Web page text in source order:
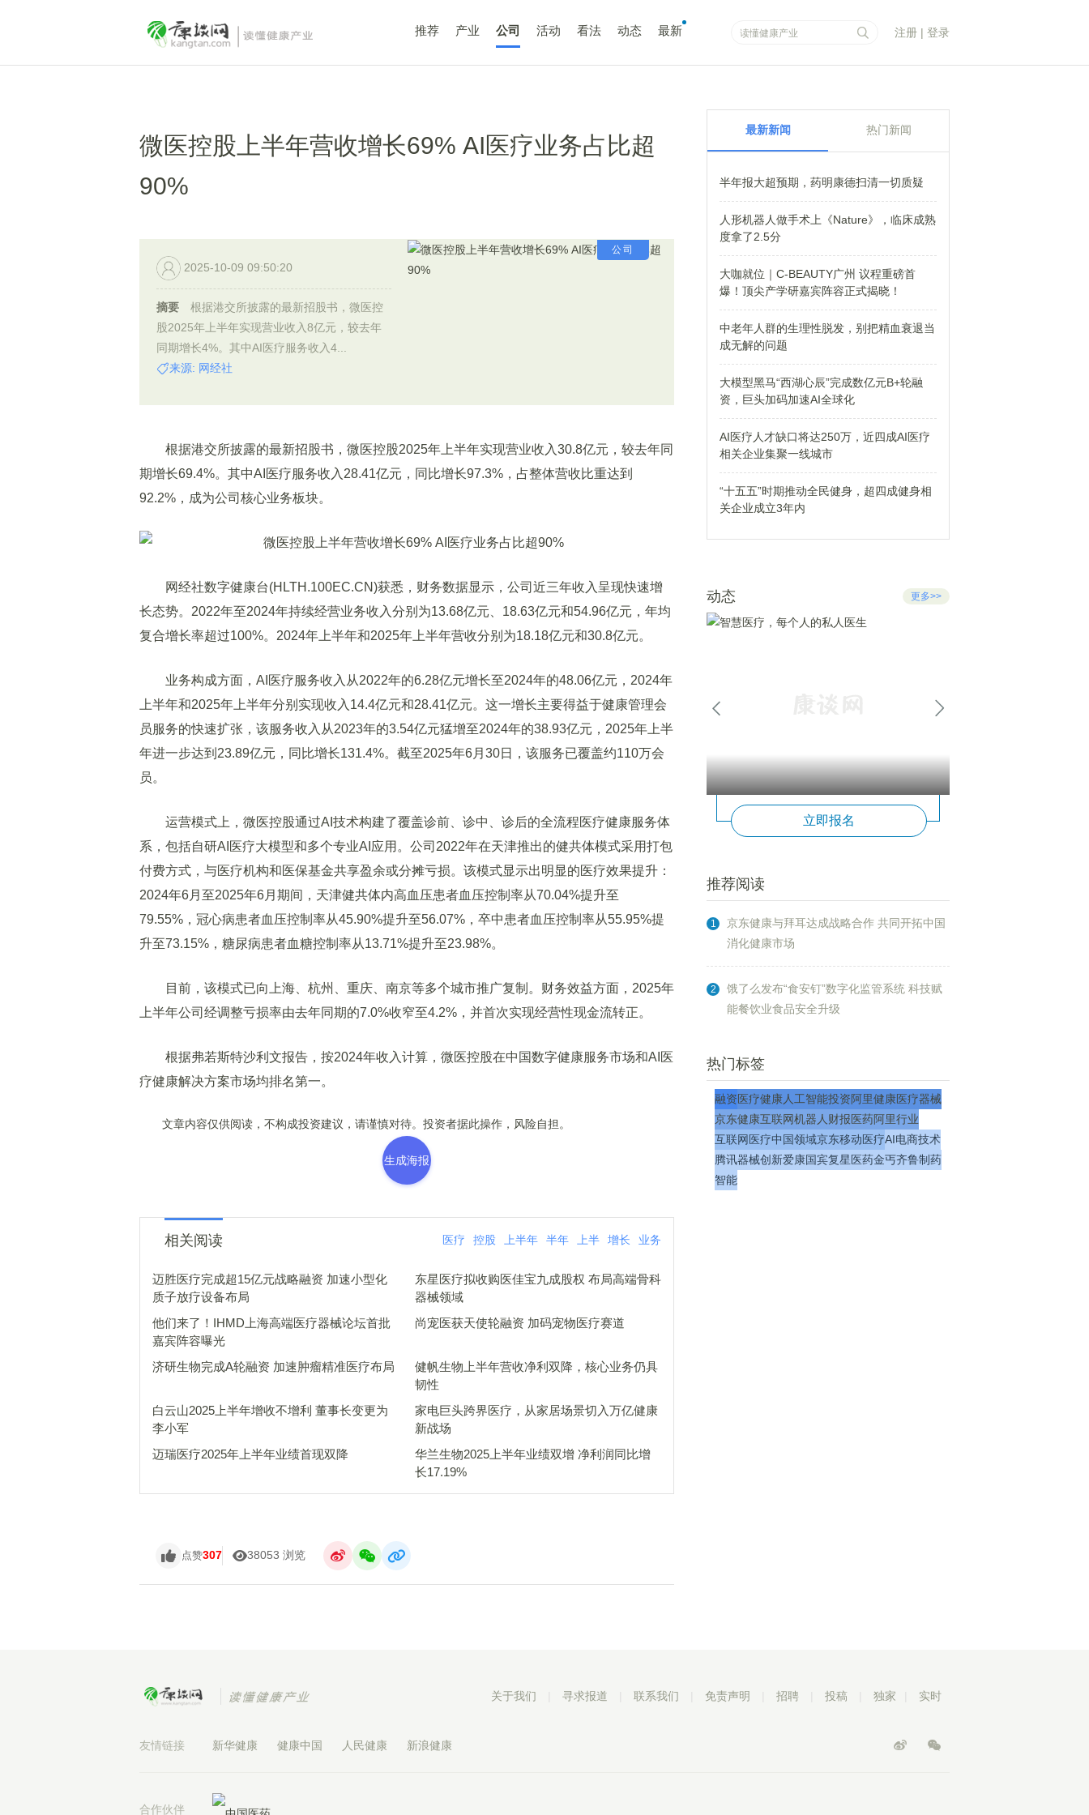
推荐 产业 公司 活动 看法 动态 最新 注册 | 登录
微医控股上半年营收增长69% AI医疗业务占比超
90%
公司
2025-10-09 09:50:20
摘要
根据港交所披露的最新招股书，微医控
股2025年上半年实现营业收入8亿元，较去年
同期增长4%。其中AI医疗服务收入4...
来源: 网经社
根据港交所披露的最新招股书，微医控股2025年上半年实现营业收入30.8亿元，较去年同
期增长69.4%。其中AI医疗服务收入28.41亿元，同比增长97.3%，占整体营收比重达到
92.2%，成为公司核心业务板块。
网经社数字健康台(HLTH.100EC.CN)获悉，财务数据显示，公司近三年收入呈现快速增
长态势。2022年至2024年持续经营业务收入分别为13.68亿元、18.63亿元和54.96亿元，年均
复合增长率超过100%。2024年上半年和2025年上半年营收分别为18.18亿元和30.8亿元。
业务构成方面，AI医疗服务收入从2022年的6.28亿元增长至2024年的48.06亿元，2024年
上半年和2025年上半年分别实现收入14.4亿元和28.41亿元。这一增长主要得益于健康管理会
员服务的快速扩张，该服务收入从2023年的3.54亿元猛增至2024年的38.93亿元，2025年上半
年进一步达到23.89亿元，同比增长131.4%。截至2025年6月30日，该服务已覆盖约110万会
员。
运营模式上，微医控股通过AI技术构建了覆盖诊前、诊中、诊后的全流程医疗健康服务体
系，包括自研AI医疗大模型和多个专业AI应用。公司2022年在天津推出的健共体模式采用打包
付费方式，与医疗机构和医保基金共享盈余或分摊亏损。该模式显示出明显的医疗效果提升：
2024年6月至2025年6月期间，天津健共体内高血压患者血压控制率从70.04%提升至
79.55%，冠心病患者血压控制率从45.90%提升至56.07%，卒中患者血压控制率从55.95%提
升至73.15%，糖尿病患者血糖控制率从13.71%提升至23.98%。
目前，该模式已向上海、杭州、重庆、南京等多个城市推广复制。财务效益方面，2025年
上半年公司经调整亏损率由去年同期的7.0%收窄至4.2%，并首次实现经营性现金流转正。
根据弗若斯特沙利文报告，按2024年收入计算，微医控股在中国数字健康服务市场和AI医
疗健康解决方案市场均排名第一。
文章内容仅供阅读，不构成投资建议，请谨慎对待。投资者据此操作，风险自担。
生成海报
相关阅读 医疗 控股 上半年 半年 上半 增长 业务
迈胜医疗完成超15亿元战略融资 加速小型化
质子放疗设备布局
东星医疗拟收购医佳宝九成股权 布局高端骨科
器械领域
他们来了！IHMD上海高端医疗器械论坛首批
嘉宾阵容曝光
尚宠医获天使轮融资 加码宠物医疗赛道
济研生物完成A轮融资 加速肿瘤精准医疗布局
健帆生物上半年营收净利双降，核心业务仍具
韧性
白云山2025上半年增收不增利 董事长变更为
李小军
家电巨头跨界医疗，从家居场景切入万亿健康
新战场
迈瑞医疗2025年上半年业绩首现双降
华兰生物2025上半年业绩双增 净利润同比增
长17.19%
点赞307 38053 浏览
最新新闻 热门新闻
半年报大超预期，药明康德扫清一切质疑
人形机器人做手术上《Nature》，临床成熟
度拿了2.5分
大咖就位｜C-BEAUTY广州 议程重磅首
爆！顶尖产学研嘉宾阵容正式揭晓！
中老年人群的生理性脱发，别把精血衰退当
成无解的问题
大模型黑马“西湖心辰”完成数亿元B+轮融
资，巨头加码加速AI全球化
AI医疗人才缺口将达250万，近四成AI医疗
相关企业集聚一线城市
“十五五”时期推动全民健身，超四成健身相
关企业成立3年内
动态 更多>>
立即报名
推荐阅读
1
京东健康与拜耳达成战略合作 共同开拓中国
消化健康市场
2
饿了么发布“食安钉”数字化监管系统 科技赋
能餐饮业食品安全升级
热门标签
融资医疗健康人工智能投资阿里健康医疗器械
京东健康互联网机器人 财报医药阿里行业
互联网医疗中国领域京东移动医疗AI电商技术
腾讯器械创新爱康国宾复星医药金丐齐鲁制药
智能
关于我们 寻求报道 联系我们 免责声明 招聘 投稿 独家 实时
友情链接 新华健康 健康中国 人民健康 新浪健康
合作伙伴